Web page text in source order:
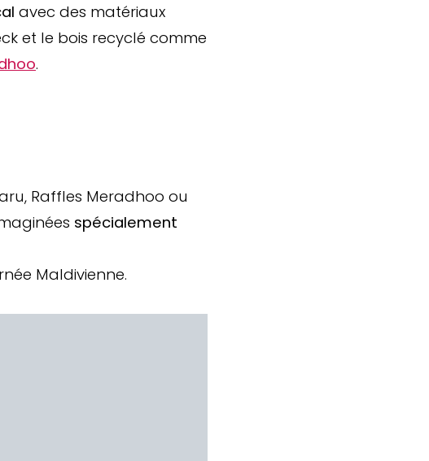
avec des matériaux
et le bois recyclé comme
.
Raffles Meradhoo ou
spécialement
Maldivienne.